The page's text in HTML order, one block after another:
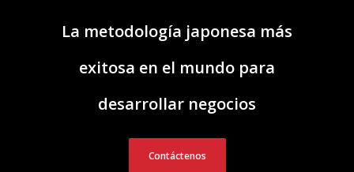
La metodología japonesa más
exitosa en el mundo para
desarrollar negocios
Contáctenos